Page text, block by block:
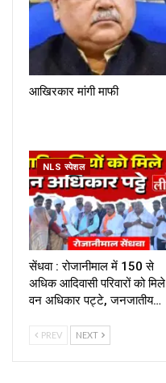
आखिरकार मांगी माफी
NLS स्पेशल
सेंधवा : रोजानीमाल में 150 से
अधिक आदिवासी परिवारों को मिले
वन अधिकार पट्टे, जनजातीय…
PREV NEXT